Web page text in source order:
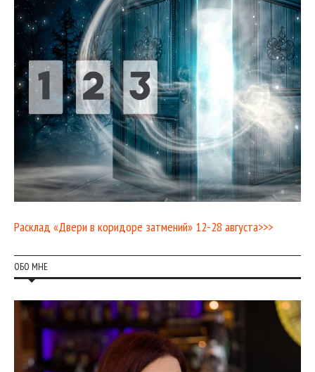
Расклад «Двери в коридоре затмений» 12-28 августа>>>
ОБО МНЕ